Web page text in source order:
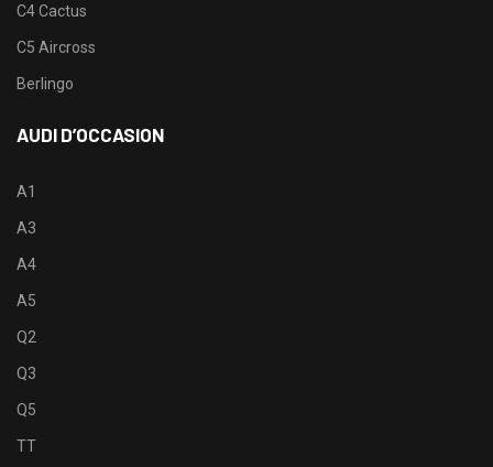
C4 Cactus
C5 Aircross
Berlingo
AUDI D’OCCASION
A1
A3
A4
A5
Q2
Q3
Q5
TT